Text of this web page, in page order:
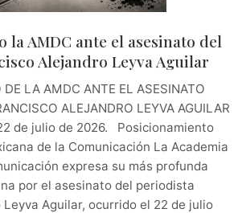
la AMDC ante el asesinato del
Alejandro Leyva Aguilar
LA AMDC ANTE EL ASESINATO
ALEJANDRO LEYVA AGUILAR
de julio de 2026. Posicionamiento
de la Comunicación La Academia
expresa su más profunda
por el asesinato del periodista
Aguilar, ocurrido el 22 de julio